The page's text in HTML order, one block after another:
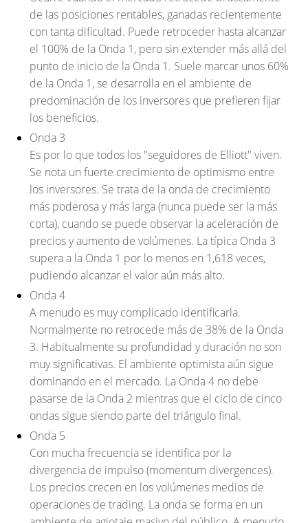
de las posiciones rentables, ganadas recientemente
con tanta dificultad. Puede retroceder hasta alcanzar
el 100% de la Onda 1, pero sin extender más allá del
punto de inicio de la Onda 1. Suele marcar unos 60%
de la Onda 1, se desarrolla en el ambiente de
predominación de los inversores que prefieren fijar
los beneficios.
Onda 3
Es por lo que todos los "seguidores de Elliott" viven.
Se nota un fuerte crecimiento de optimismo entre
los inversores. Se trata de la onda de crecimiento
más poderosa y más larga (nunca puede ser la más
corta), cuando se puede observar la aceleración de
precios y aumento de volúmenes. La típica Onda 3
supera a la Onda 1 por lo menos en 1,618 veces,
pudiendo alcanzar el valor aún más alto.
Onda 4
A menudo es muy complicado identificarla.
Normalmente no retrocede más de 38% de la Onda
3. Habitualmente su profundidad y duración no son
muy significativas. El ambiente optimista aún sigue
dominando en el mercado. La Onda 4 no debe
pasarse de la Onda 2 mientras que el ciclo de cinco
ondas sigue siendo parte del triángulo final.
Onda 5
Con mucha frecuencia se identifica por la
divergencia de impulso (momentum divergences).
Los precios crecen en los volúmenes medios de
operaciones de trading. La onda se forma en un